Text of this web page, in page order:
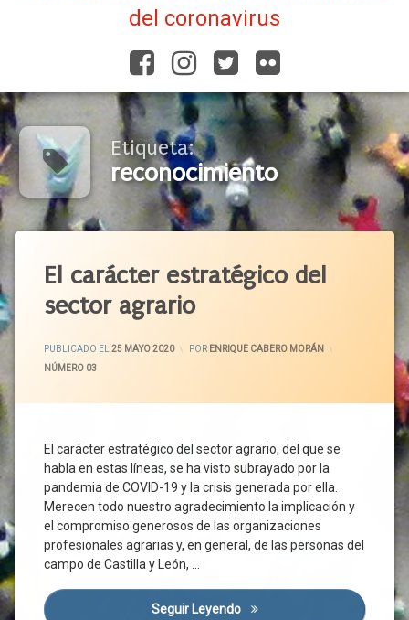
del coronavirus
FacebookInstagram
TwitterFlickr
Etiqueta:
reconocimiento
El carácter estratégico del
sector agrario
PUBLICADO EL 25 MAYO 2020
1 JUNIO 2020
POR ENRIQUE CABERO MORÁN
CATEGORÍAS:
NÚMERO 03
El carácter estratégico del sector agrario, del que se
habla en estas líneas, se ha visto subrayado por la
pandemia de COVID-19 y la crisis generada por ella.
Merecen todo nuestro agradecimiento la implicación y
el compromiso generosos de las organizaciones
profesionales agrarias y, en general, de las personas del
campo de Castilla y León, …
Seguir Leyendo El Carácter Estratégico Del
Abastecimiento
2030
Sana
Alimentos
Apoyo
Público
Banda
Ancha
Calidad
De
Vida
Campo
Castilla